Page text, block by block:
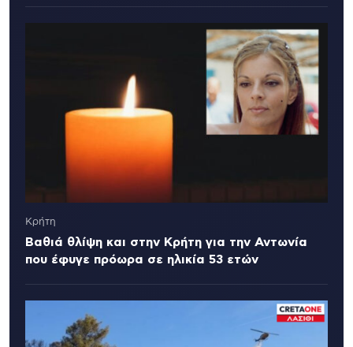
Κρήτη
Βαθιά θλίψη και στην Κρήτη για την Αντωνία
που έφυγε πρόωρα σε ηλικία 53 ετών